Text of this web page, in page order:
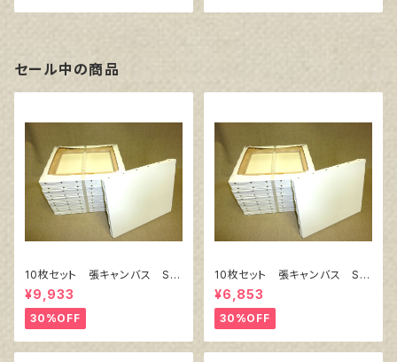
セール中の商品
10枚セット 張キャンバス Sn
owWhite SPC（綿・ポリエステ
ル）F8 455㎜×380㎜
¥9,933
30%OFF
10枚セット 張キャンバス Sn
owWhite SPC（綿・ポリエステ
ル）F4 333㎜×242㎜
¥6,853
30%OFF